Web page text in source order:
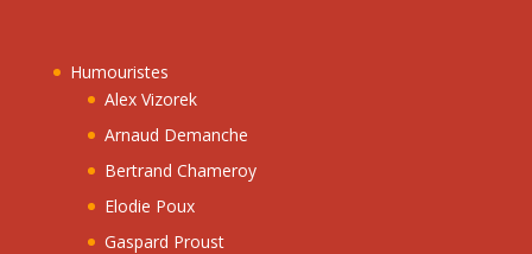
Humouristes
Alex Vizorek
Arnaud Demanche
Bertrand Chameroy
Elodie Poux
Gaspard Proust